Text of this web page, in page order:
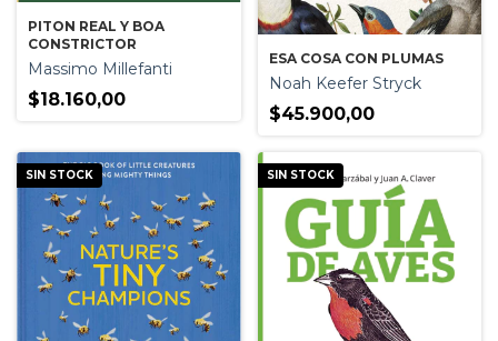
PITON REAL Y BOA
CONSTRICTOR
Massimo Millefanti
$18.160,00
ESA COSA CON PLUMAS
Noah Keefer Stryck
$45.900,00
SIN STOCK SIN STOCK